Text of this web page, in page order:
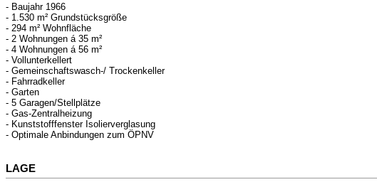
- Baujahr 1966
- 1.530 m² Grundstücksgröße
- 294 m² Wohnfläche
- 2 Wohnungen á 35 m²
- 4 Wohnungen á 56 m²
- Vollunterkellert
- Gemeinschaftswasch-/ Trockenkeller
- Fahrradkeller
- Garten
- 5 Garagen/Stellplätze
- Gas-Zentralheizung
- Kunststofffenster Isolierverglasung
- Optimale Anbindungen zum ÖPNV
LAGE